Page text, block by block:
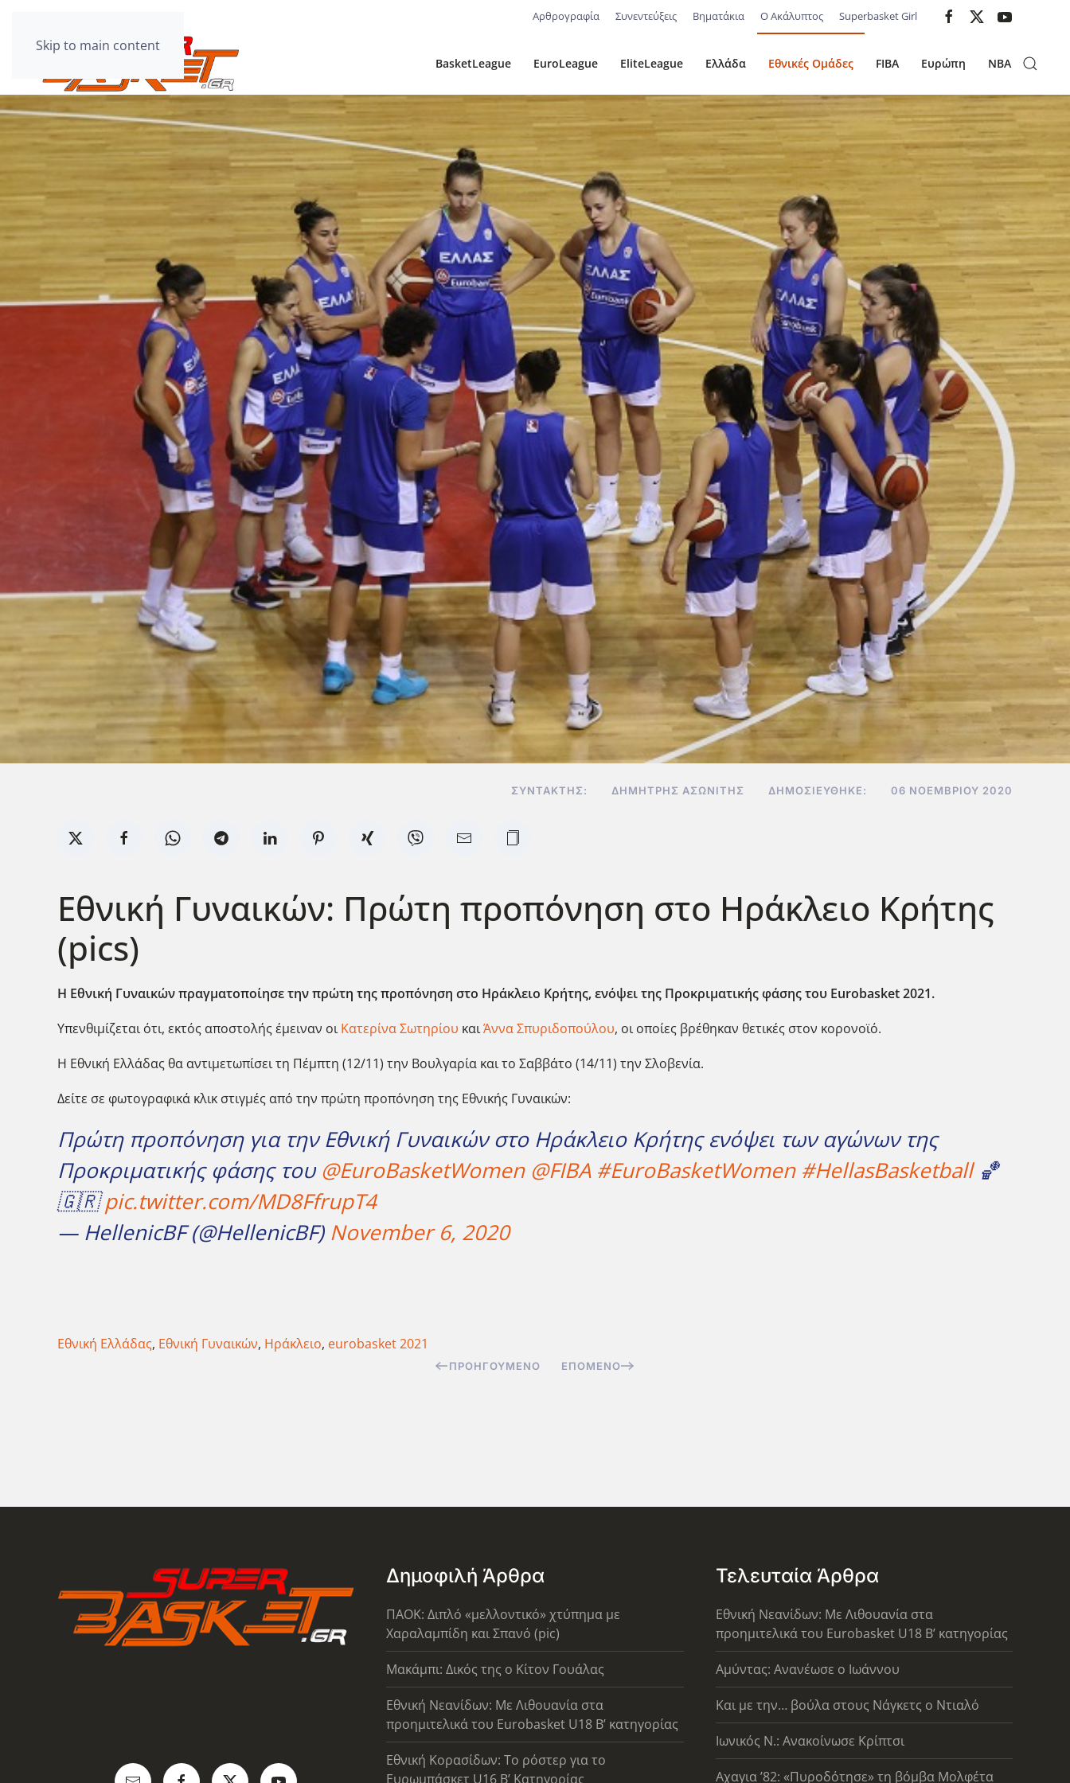
Skip to main content
Αρθρογραφία Συνεντεύξεις Βηματάκια Ο Ακάλυπτος Superbasket Girl
BasketLeague EuroLeague EliteLeague Ελλάδα Εθνικές Ομάδες FIBA Ευρώπη NBA
ΣΥΝΤΆΚΤΗΣ: ΔΗΜΉΤΡΗΣ ΑΣΩΝΊΤΗΣ ΔΗΜΟΣΙΕΎΘΗΚΕ: 06 ΝΟΕΜΒΡΊΟΥ 2020
Εθνική Γυναικών: Πρώτη προπόνηση στο Ηράκλειο Κρήτης
(pics)
Η Εθνική Γυναικών πραγματοποίησε την πρώτη της προπόνηση στο Ηράκλειο Κρήτης, ενόψει της Προκριματικής φάσης του Eurobasket 2021.
Υπενθιμίζεται ότι, εκτός αποστολής έμειναν οιΚατερίνα Σωτηρίου καιΆννα Σπυριδοπούλου, οι οποίες βρέθηκαν θετικές στον κορονοϊό.
Η Εθνική Ελλάδας θα αντιμετωπίσει τη Πέμπτη (12/11) την Βουλγαρία και το Σαββάτο (14/11) την Σλοβενία.
Δείτε σε φωτογραφικά κλικ στιγμές από την πρώτη προπόνηση της Εθνικής Γυναικών:
Πρώτη προπόνηση για την Εθνική Γυναικών στο Ηράκλειο Κρήτης ενόψει των αγώνων της
Προκριματικής φάσης του @EuroBasketWomen @FIBA #EuroBasketWomen #HellasBasketball🏀
🇬🇷pic.twitter.com/MD8FfrupT4
— HellenicBF (@HellenicBF) November 6, 2020
Εθνική Ελλάδας, Εθνική Γυναικών, Ηράκλειο, eurobasket 2021
ΠΡΟΗΓΟΎΜΕΝΟ ΕΠΌΜΕΝΟ
Δημοφιλή Άρθρα
ΠΑΟΚ: Διπλό «μελλοντικό» χτύπημα με
Χαραλαμπίδη και Σπανό (pic)
Μακάμπι: Δικός της ο Κίτον Γουάλας
Εθνική Νεανίδων: Με Λιθουανία στα
προημιτελικά του Eurobasket U18 Β’ κατηγορίας
Εθνική Κορασίδων: Το ρόστερ για το
Ευρωμπάσκετ U16 B’ Κατηγορίας
Τελευταία Άρθρα
Εθνική Νεανίδων: Με Λιθουανία στα
προημιτελικά του Eurobasket U18 Β’ κατηγορίας
Αμύντας: Ανανέωσε ο Ιωάννου
Και με την… βούλα στους Νάγκετς ο Ντιαλό
Ιωνικός Ν.: Ανακοίνωσε Κρίπτσι
Αχαγια ’82: «Πυροδότησε» τη βόμβα Μολφέτα